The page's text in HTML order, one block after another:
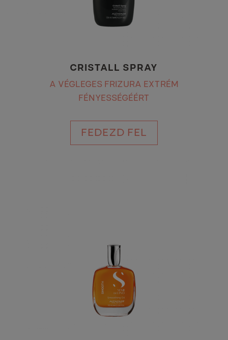
CRISTALL SPRAY
A VÉGLEGES FRIZURA EXTRÉM
FÉNYESSÉGÉÉRT
FEDEZD FEL